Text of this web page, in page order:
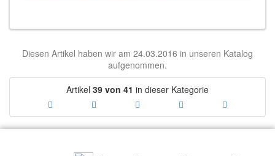
Diesen Artikel haben wir am 24.03.2016 in unseren Katalog
aufgenommen.
Artikel 39 von 41 in dieser Kategorie